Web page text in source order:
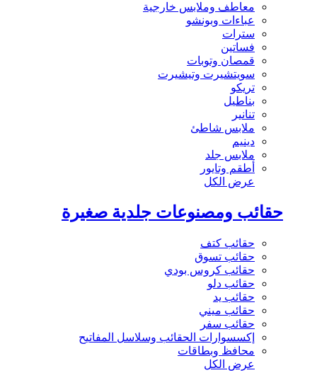
معاطف وملابس خارجية
عباءات وبونشو
سترات
فساتين
قمصان وتوبات
سويتشيرت وتيشيرت
تريكو
بناطيل
تنانير
ملابس شاطئ
دينيم
ملابس جلد
أطقم وتايور
عرض الكل
حقائب ومصنوعات جلدية صغيرة
حقائب كتف
حقائب تسوق
حقائب كروس بودي
حقائب دلو
حقائب يد
حقائب ميني
حقائب سفر
إكسسوارات الحقائب وسلاسل المفاتيح
محافظ وبطاقات
عرض الكل